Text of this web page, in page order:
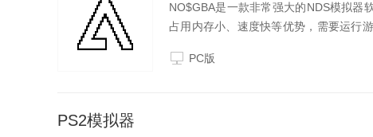
NO$GBA是一款非常强大的NDS模拟器
占用内存小、速度快等优势，需要运行
上即可，同时这款模拟器还支持金手指
PC版
PS2模拟器